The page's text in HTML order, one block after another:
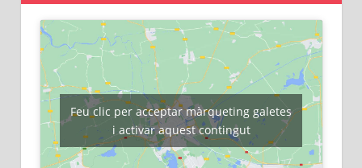
Feu clic per acceptar màrqueting galetes
i activar aquest contingut